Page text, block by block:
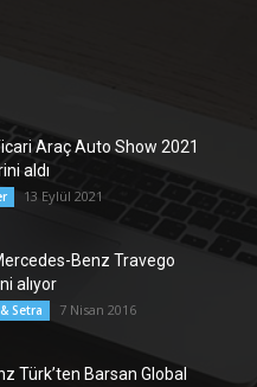
Araç Auto Show 2021
aldı
13 Eylül 2021
Benz Travego
alıyor
Setra 7 Nisan 2016
Türk’ten Barsan Global